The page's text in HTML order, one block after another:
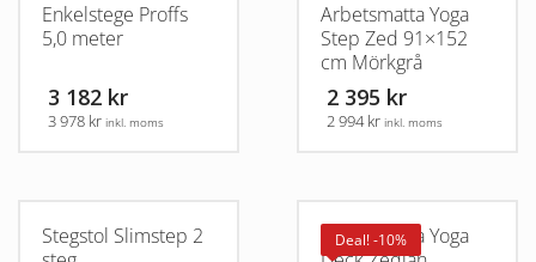
Enkelstege Proffs
5,0 meter
3 182 kr
3 978 kr inkl. moms
Arbetsmatta Yoga
Step Zed 91×152
cm Mörkgrå
2 395 kr
2 994 kr inkl. moms
Stegstol Slimstep 2
Deal! -10%
Arbetsmatta Yoga